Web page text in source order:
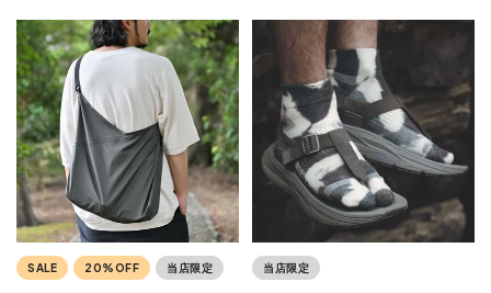
SALE 20%OFF 当店限定 当店限定